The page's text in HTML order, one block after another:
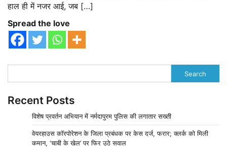
हाल ही में नजर आई, जब […]
Spread the love
Search
Recent Posts
विशेष प्रवर्तन अभियान में नर्मदापुरम पुलिस की लगातार सख्ती
वेयरहाउस कॉरपोरेशन के जिला प्रबंधक पर केस दर्ज, फरार; क्लर्क को मिली
कमान, ‘चाबी के खेल’ पर फिर उठे सवाल